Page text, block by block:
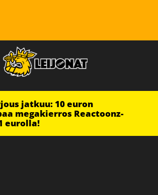
jatkuu: 10 euron
megakierros Reactoonz-
eurolla!